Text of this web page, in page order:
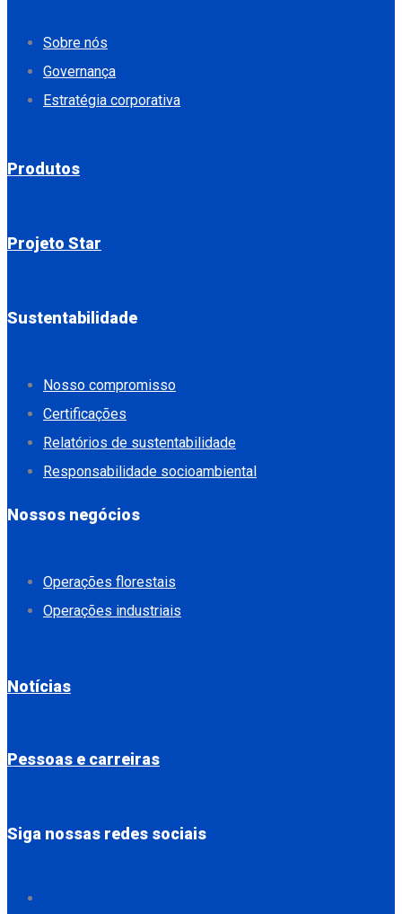
Sobre nós
Governança
Estratégia corporativa
Produtos
Projeto Star
Sustentabilidade
Nosso compromisso
Certificações
Relatórios de sustentabilidade
Responsabilidade socioambiental
Nossos negócios
Operações florestais
Operações industriais
Notícias
Pessoas e carreiras
Siga nossas redes sociais